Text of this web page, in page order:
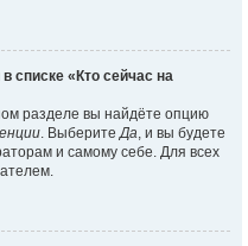
списке «Кто сейчас на
разделе вы найдёте опцию
. ВыберитеДа, и вы будете
и самому себе. Для всех